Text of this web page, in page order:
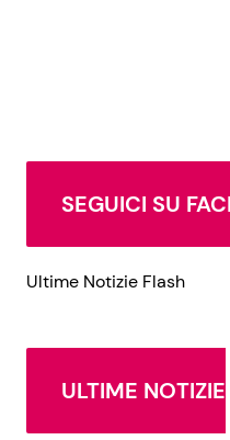
SEGUICI SU
Ultime Notizie Flash
ULTIME NOTIZIE